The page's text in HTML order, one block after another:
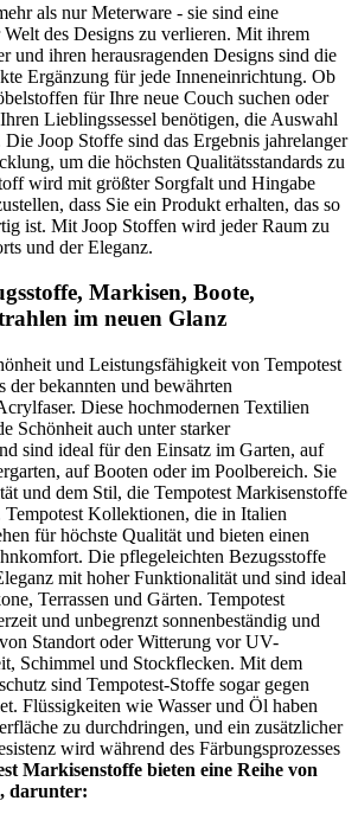
als nur Meterware - sie sind eine
des Designs zu verlieren. Mit ihrem
und ihren herausragenden Designs sind die
Ergänzung für jede Inneneinrichtung. Ob
für Ihre neue Couch suchen oder
Lieblingssessel benötigen, die Auswahl
Die Joop Stoffe sind das Ergebnis jahrelanger
um die höchsten Qualitätsstandards zu
wird mit größter Sorgfalt und Hingabe
dass Sie ein Produkt erhalten, das so
ist. Mit Joop Stoffen wird jeder Raum zu
und der Eleganz.
Markisen, Boote,
im neuen Glanz
und Leistungsfähigkeit von Tempotest
der bekannten und bewährten
Diese hochmodernen Textilien
Schönheit auch unter starker
sind ideal für den Einsatz im Garten, auf
auf Booten oder im Poolbereich. Sie
und dem Stil, die Tempotest Markisenstoffe
Tempotest Kollektionen, die in Italien
für höchste Qualität und bieten einen
Die pflegeleichten Bezugsstoffe
mit hoher Funktionalität und sind ideal
Terrassen und Gärten. Tempotest
und unbegrenzt sonnenbeständig und
Standort oder Witterung vor UV-
Schimmel und Stockflecken. Mit dem
sind Tempotest-Stoffe sogar gegen
Flüssigkeiten wie Wasser und Öl haben
zu durchdringen, und ein zusätzlicher
wird während des Färbungsprozesses
Markisenstoffe bieten eine Reihe von
darunter: